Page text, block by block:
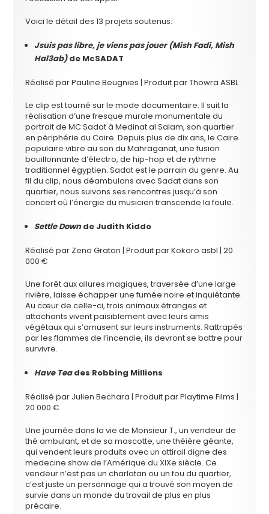
Voici le détail des 13 projets soutenus:
Jsuis pas libre, je viens pas jouer (Mish Fadi, Mish
Hal3ab)de McSADAT
Réalisé par Pauline Beugnies | Produit par Thowra ASBL
Le clip est tourné sur le mode documentaire. Il suit la
réalisation d’une fresque murale monumentale du
portrait de MC Sadat à Medinat al Salam, son quartier
en périphérie du Caire. Depuis plus de dix ans, le Caire
populaire vibre au son du Mahraganat, une fusion
bouillonnante d’électro, de hip-hop et de rythme
traditionnel égyptien. Sadat est le parrain du genre. Au
fil du clip, nous déambulons avec Sadat dans son
quartier, nous suivons ses rencontres jusqu’à son
concert où l’énergie du musicien transcende la foule.
Settle Downde Judith Kiddo
Réalisé par Zeno Graton | Produit par Kokoro asbl | 20
000 €
Une forêt aux allures magiques, traversée d’une large
rivière, laisse échapper une fumée noire et inquiétante.
Au cœur de celle-ci, trois animaux étranges et
attachants vivent paisiblement avec leurs amis
végétaux qui s’amusent sur leurs instruments. Rattrapés
par les flammes de l’incendie, ils devront se battre pour
survivre.
Have Teades Robbing Millions
Réalisé par Julien Bechara | Produit par Playtime Films |
20 000 €
Une journée dans la vie de Monsieur T., un vendeur de
thé ambulant, et de sa mascotte, une théière géante,
qui vendent leurs produits avec un attirail digne des
medecine show de l’Amérique du XIXe siècle. Ce
vendeur n’est pas un charlatan ou un fou du quartier,
c’est juste un personnage qui a trouvé son moyen de
survie dans un monde du travail de plus en plus
précaire.